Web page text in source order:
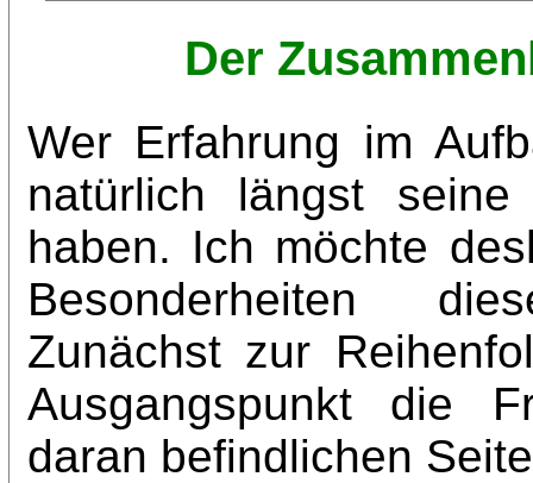
Der
Wer Erfahrung im
natürlich längst
haben. Ich möchte
Besonderheiten
Zunächst zur
Ausgangspunkt die
daran befindlichen